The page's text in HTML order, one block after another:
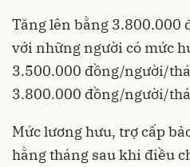
Tăng lên bằng 3.800.000
với những người có mức
3.500.000 đồng/người/
3.800.000 đồng/người/
Mức lương hưu, trợ cấp
hằng tháng sau khi điều